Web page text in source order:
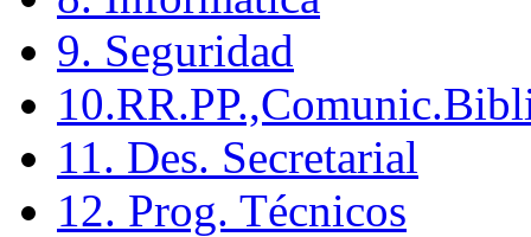
9. Seguridad
11. Des. Secretarial
12. Prog. Técnicos